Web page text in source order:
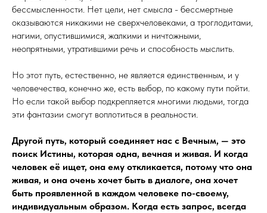
бессмысленности. Нет цели, нет смысла - бессмертные
оказываются никакими не сверхчеловеками, а троглодитами,
нагими, опустившимися, жалкими и ничтожными,
неопрятными, утратившими речь и способность мыслить.
Но этот путь, естественно, не является единственным, и у
человечества, конечно же, есть выбор, по какому пути пойти.
Но если такой выбор подкрепляется многими людьми, тогда
эти фантазии смогут воплотиться в реальности.
Другой путь, который соединяет нас с Вечным, — это
поиск Истины, которая одна, вечная и живая. И когда
человек её ищет, она ему откликается, потому что она
живая, и она очень хочет быть в диалоге, она хочет
быть проявленной в каждом человеке по-своему,
индивидуальным образом. Когда есть запрос, всегда